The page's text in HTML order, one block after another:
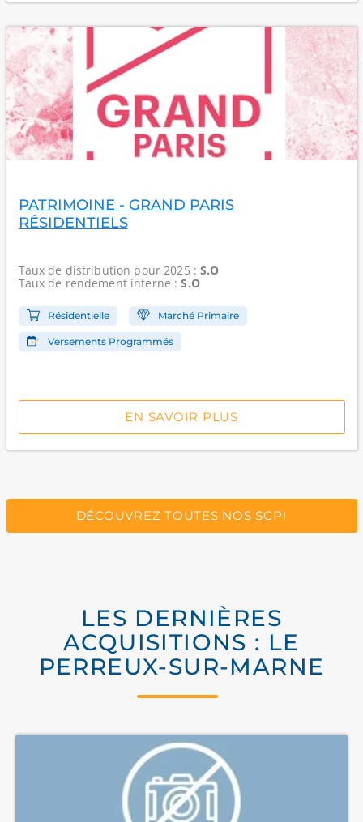
PATRIMOINE - GRAND PARIS
RÉSIDENTIELS
Taux de distribution pour 2025 :S.O
Taux de rendement interne :S.O
Résidentielle Marché Primaire
Versements Programmés
EN SAVOIR PLUS
DÉCOUVREZ TOUTES NOS SCPI
LES DERNIÈRES
ACQUISITIONS : LE
PERREUX-SUR-MARNE